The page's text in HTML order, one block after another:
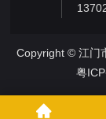
Copyright © 江门
粤